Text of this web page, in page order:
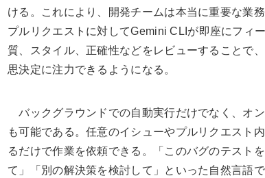
ける。これにより、開発チームは本当に重要な業
プルリクエストに対してGemini CLIが即座にフィ
質、スタイル、正確性などをレビューすることで
思決定に注力できるようになる。
バックグラウンドでの自動実行だけでなく、オ
も可能である。任意のイシューやプルリクエスト
るだけで作業を依頼できる。「このバグのテスト
て」「別の解決策を検討して」といった自然言語